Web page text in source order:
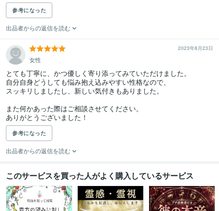
参考になった
出品者からの返信を読む
2023年8月23日
女性
とても丁寧に、かつ優しく寄り添ってみていただけました。
自分自身どうしても悩み抱え込みやすい性格なので、
スッキリしましたし、新しい気付きもありました。
また何かあった際はご相談させてください。
ありがとうございました！
参考になった
出品者からの返信を読む
このサービスを買った人がよく購入しているサービス